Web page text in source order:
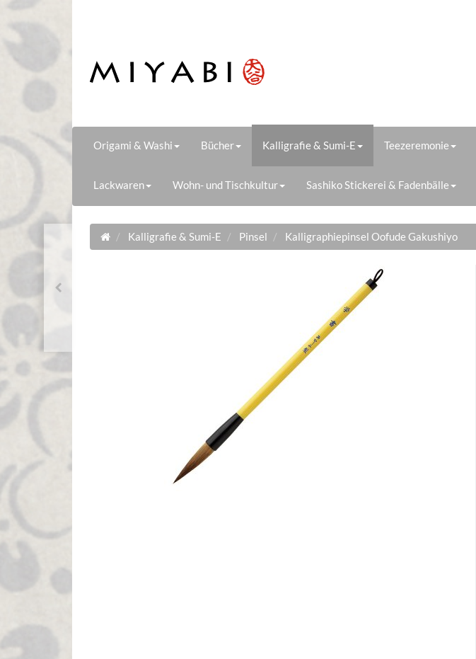
Origami & Washi Bücher Kalligrafie & Sumi-E Teezeremonie
Lackwaren Wohn- und Tischkultur Sashiko Stickerei & Fadenbälle
Kalligrafie & Sumi-E Pinsel Kalligraphiepinsel Oofude Gakushiyo